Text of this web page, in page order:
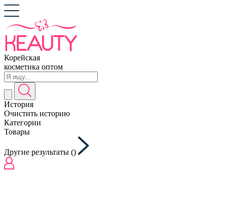
Корейская
косметика оптом
История
Очистить историю
Категории
Товары
Другие результаты ()